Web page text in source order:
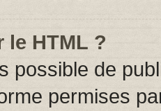
le HTML ?
possible de
permises